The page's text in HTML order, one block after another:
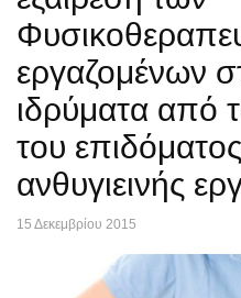
εργαζομένων
ιδρύματα από
του
ανθυγιεινής
15 Δεκεμβρίου 2015